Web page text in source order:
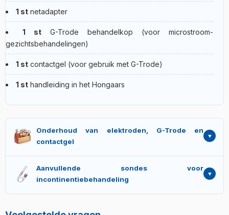
1 st netadapter
1 st G-Trode behandelkop (voor microstroom-
gezichtsbehandelingen)
1 st contactgel (voor gebruik met G-Trode)
1 st handleiding in het Hongaars
Onderhoud van elektroden, G-Trode en
contactgel
toepassingen geleidelijk af. Vervanging in 5×5 cm en 5×9
cm maten is apart bestelbaar. Na gebruik op de
beschermfolie terugplaatsen.
Aanvullende sondes voor
incontinentiebehandeling
ook met de oppervlaktelige plak-elektroden worden